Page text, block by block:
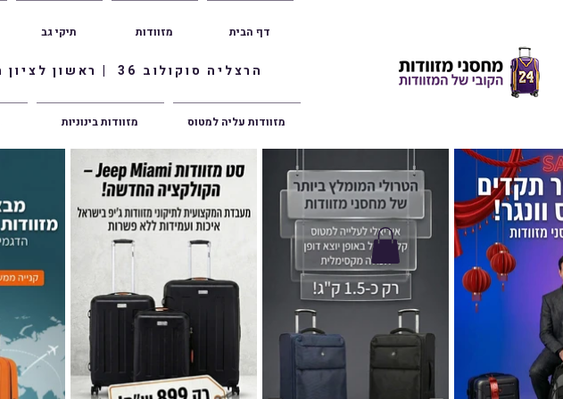
הרצליה סוקולוב 36 | ראשון לציון הרצל 47 | פתח תקווה אשכנזי 1
תיקי גב מזוודות דף הבית
מזוודות בינוניות מזוודות עליה למטוס